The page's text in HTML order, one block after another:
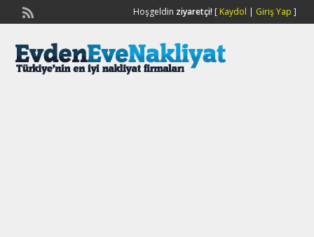
Hoşgeldin ziyaretçi![ Kaydol | Giriş Yap ]